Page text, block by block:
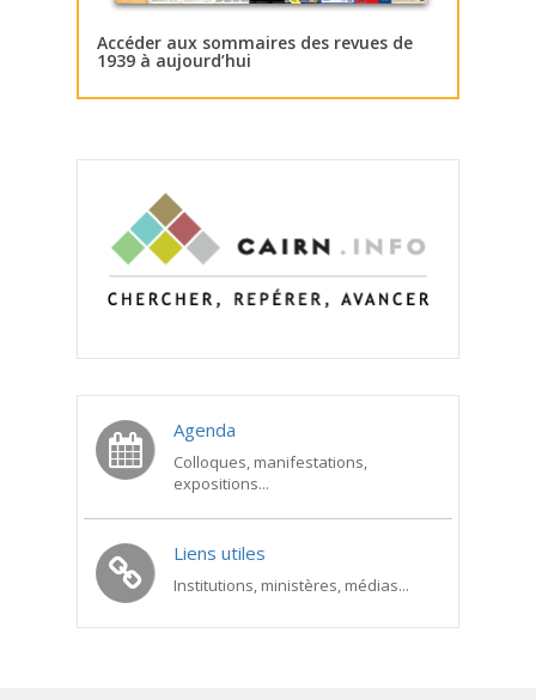
Accéder aux sommaires des revues de
1939 à aujourd’hui
Agenda
Colloques, manifestations,
expositions...
Liens utiles
Institutions, ministères, médias...